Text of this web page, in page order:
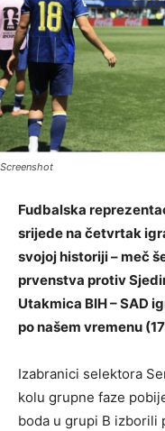
Screenshot
Fudbalska
srijede na četvrtak
svojoj historiji – meč
prvenstva protiv
Utakmica BIH – SAD
po našem vremenu
Izabranici selektora
kolu grupne faze
boda u grupi B izborili